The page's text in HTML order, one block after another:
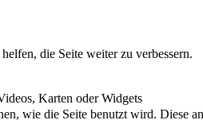
die Seite weiter zu verbessern.
Karten oder Widgets
wie die Seite benutzt wird. Diese